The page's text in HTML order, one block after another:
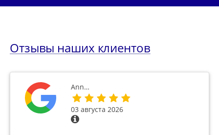
Отзывы наших клиентов
Ann…
03 августа 2026